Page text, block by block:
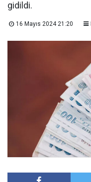
gidildi.
16 Mayıs 2024 21:20